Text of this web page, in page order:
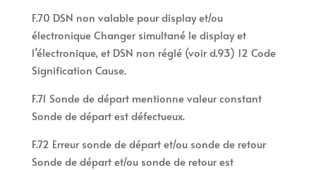
F.70 DSN non valable pour display et/ou
électronique Changer simultané le display et
l’électronique, et DSN non réglé (voir d.93) 12 Code
Signification Cause.
F.71 Sonde de départ mentionne valeur constant
Sonde de départ est défectueux.
F.72 Erreur sonde de départ et/ou sonde de retour
Sonde de départ et/ou sonde de retour est